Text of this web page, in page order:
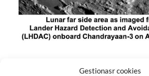
Gestionasr cookies